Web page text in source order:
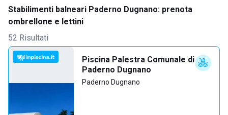
Stabilimenti balneari Paderno Dugnano: prenota
ombrellone e lettini
52 Risultati
Piscina Palestra Comunale di
Paderno Dugnano
Paderno Dugnano